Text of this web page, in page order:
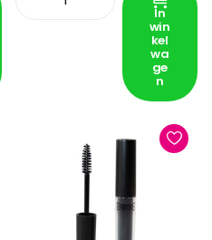
In
win
kel
wa
ge
n